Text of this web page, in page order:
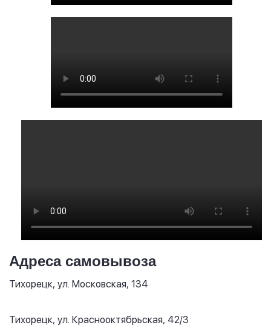
Адреса самовывоза
Тихорецк, ул. Московская, 134
Тихорецк, ул. Краснооктябрьская, 42/3